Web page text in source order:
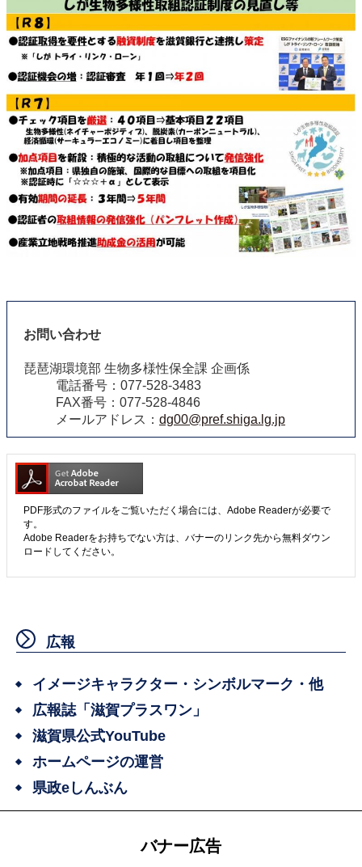
お問い合わせ
琵琶湖環境部 生物多様性保全課 企画係
電話番号：077-528-3483
FAX番号：077-528-4846
メールアドレス： dg00@pref.shiga.lg.jp
PDF形式のファイルをご覧いただく場合には、Adobe Readerが必要で
す。
Adobe Readerをお持ちでない方は、バナーのリンク先から無料ダウン
ロードしてください。
広報
イメージキャラクター・シンボルマーク・他
広報誌「滋賀プラスワン」
滋賀県公式YouTube
ホームページの運営
県政eしんぶん
バナー広告